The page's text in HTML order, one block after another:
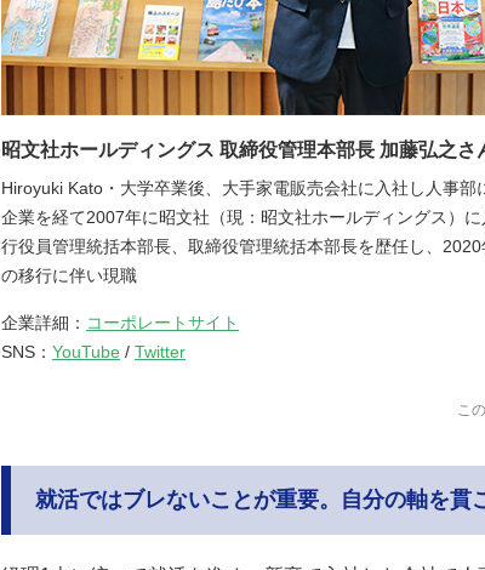
昭文社ホールディングス 取締役管理本部長 加藤弘之さ
Hiroyuki Kato・大学卒業後、大手家電販売会社に入社し人事
企業を経て2007年に昭文社（現：昭文社ホールディングス）
行役員管理統括本部長、取締役管理統括本部長を歴任し、
の移行に伴い現職
企業詳細： コーポレートサイト
SNS： YouTube / Twitter
こ
就活ではブレないことが重要。自分の軸を貫